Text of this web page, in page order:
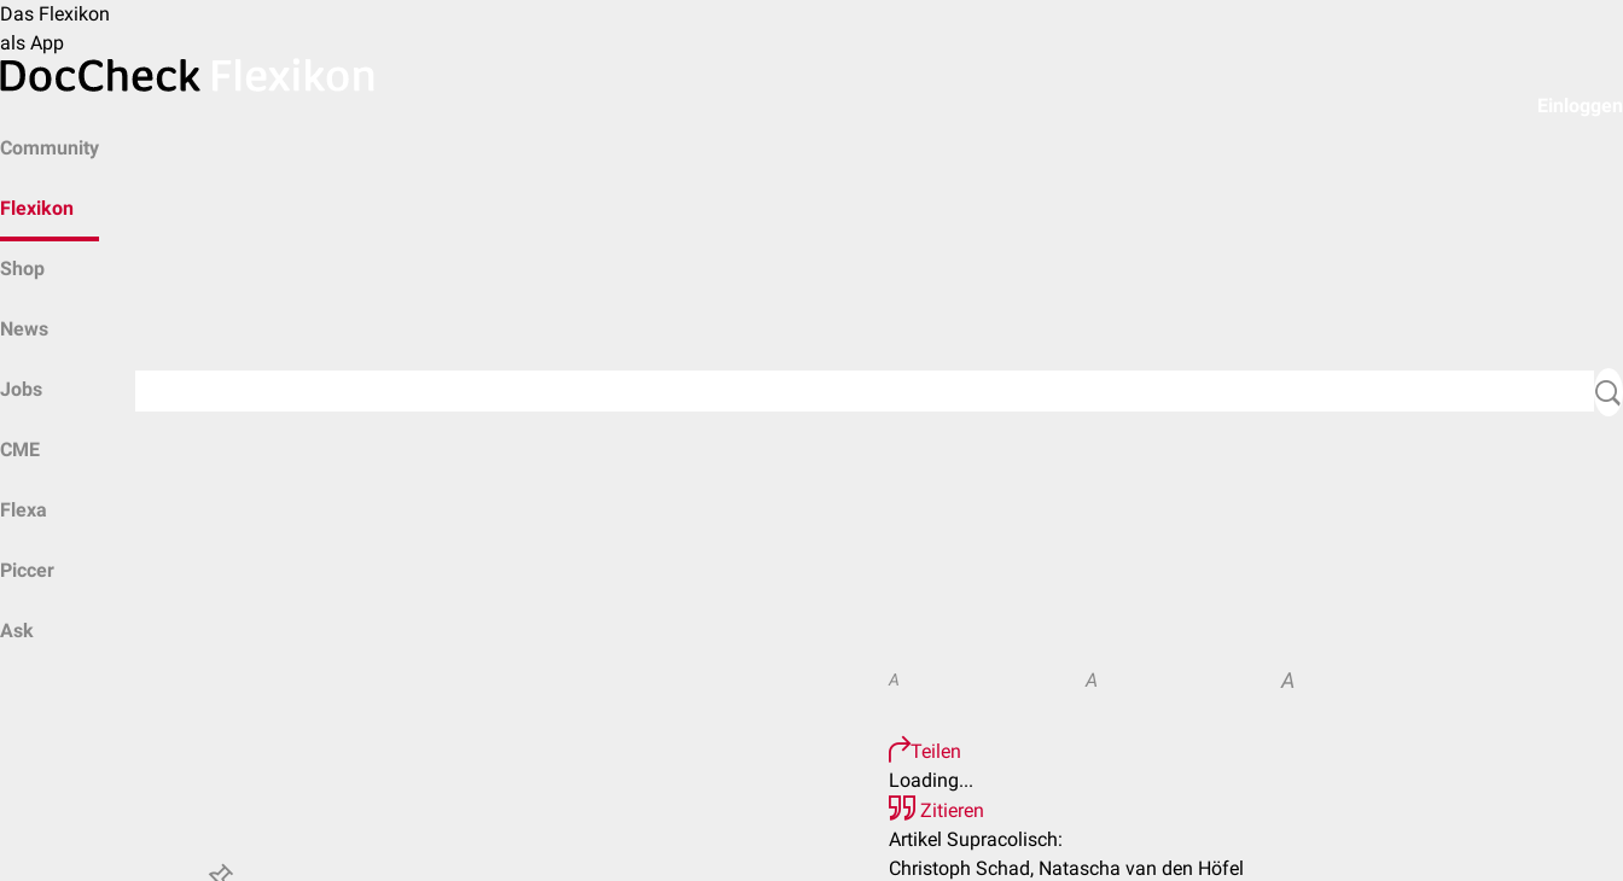
Das Flexikon
als App
Community
Flexikon
Shop
News
Jobs
CME
Flexa
Piccer
Ask
A A A
Teilen
Loading...
Zitieren
Artikel Supracolisch:
Christoph Schad, Natascha van den Höfel